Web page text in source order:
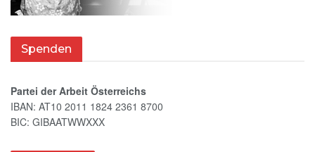
Spenden
Partei der Arbeit Österreichs
IBAN: AT10 2011 1824 2361 8700
BIC: GIBAATWWXXX